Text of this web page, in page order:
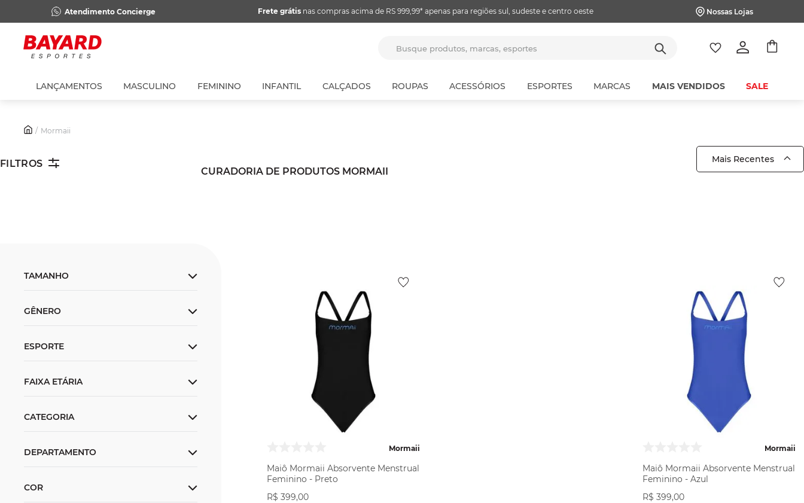
Atendimento Concierge Frete grátisnas compras acima de RS 999,99* apenas para regiões sul, sudeste e centro oeste Nossas Lojas
LANÇAMENTOS MASCULINO FEMININO INFANTIL CALÇADOS ROUPAS ACESSÓRIOS ESPORTES MARCAS MAIS VENDIDOS SALE
Mormaii
FILTROS
CURADORIA DE PRODUTOS MORMAII
Mais Recentes
DEPARTAMENTO
COR
ESPORTE
FAIXA ETÁRIA
GÊNERO
TAMANHO
PP
Mormaii
Maiô Mormaii Absorvente Menstrual
Feminino - Preto
R$ 399,00
Mormaii
Maiô Mormaii Absorvente Menstrual
Feminino - Azul
R$ 399,00